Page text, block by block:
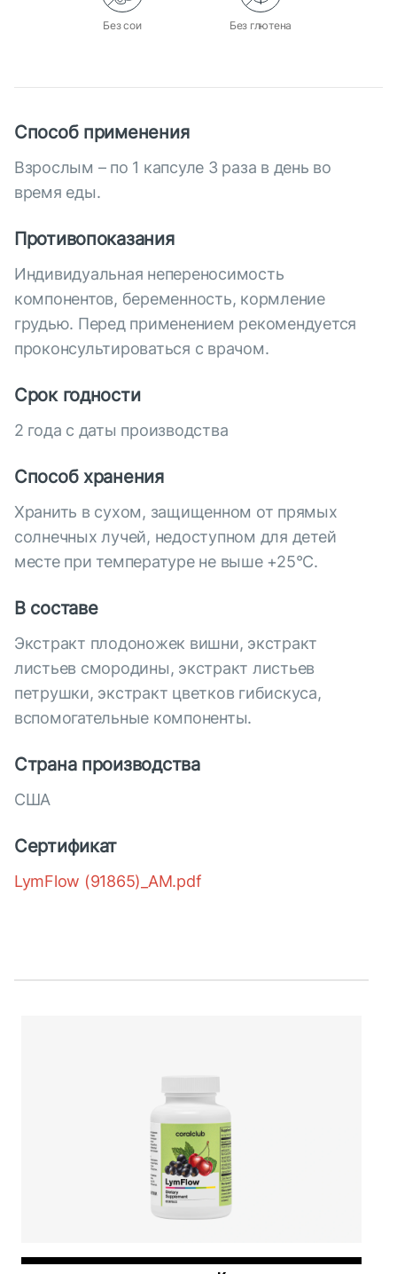
Без сои Без глютена
Способ применения
Взрослым – по 1 капсуле 3 раза в день во
время еды.
Противопоказания
Индивидуальная непереносимость
компонентов, беременность, кормление
грудью. Перед применением рекомендуется
проконсультироваться с врачом.
Срок годности
2 года с даты производства
Способ хранения
Хранить в сухом, защищенном от прямых
солнечных лучей, недоступном для детей
месте при температуре не выше +25°С.
В составе
Экстракт плодоножек вишни, экстракт
листьев смородины, экстракт листьев
петрушки, экстракт цветков гибискуса,
вспомогательные компоненты.
Страна производства
США
Сертификат
LymFlow (91865)_AM.pdf